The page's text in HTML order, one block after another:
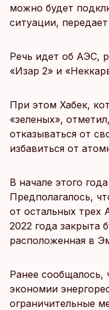
можно будет
ситуации, передает
Речь идет об АЭС,
«Изар 2» и
При этом Хабек,
«зеленых»,
отказываться от
избавиться от
В начале этого
Предполагалось,
от остальных трех
2022 года закрыта
расположенная в
Ранее сообщалось,
экономии
ограничительные